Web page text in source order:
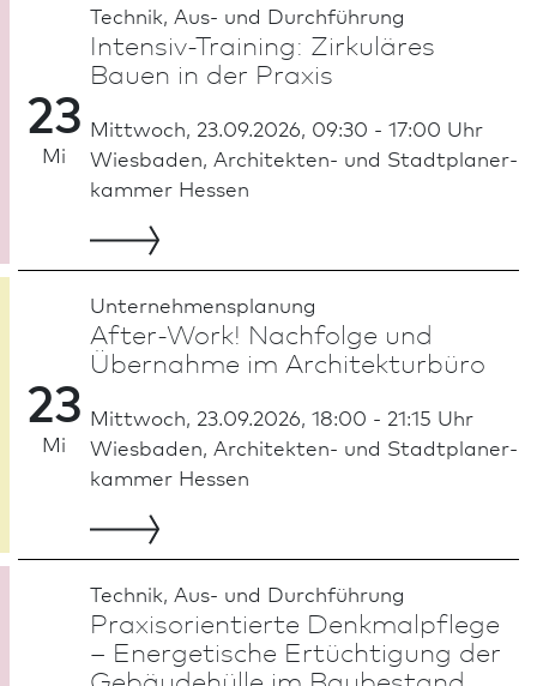
23
Mi
Technik, Aus- und Durch­führung
Intensiv-Training: Zirkuläres
Bauen in der Praxis
Mittwoch, 23.09.2026, 09:30 - 17:00 Uhr
Wies­ba­den, Architekten- und Stadt­planer­
kammer Hessen
23
Mi
Unternehmensplanung
After-Work! Nachfolge und
Übernahme im Archi­tekturbüro
Mittwoch, 23.09.2026, 18:00 - 21:15 Uhr
Wies­ba­den, Architekten- und Stadt­planer­
kammer Hessen
Technik, Aus- und Durch­führung
Praxisorientierte Denkmal­pflege
– Energetische Ertüchtigung der